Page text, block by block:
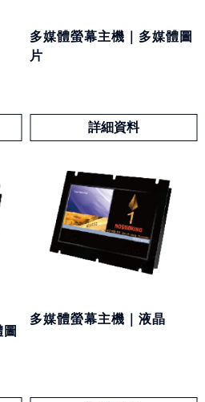
多媒體螢幕主機｜多媒體圖
片
詳細資料
多媒體螢幕主機｜液晶